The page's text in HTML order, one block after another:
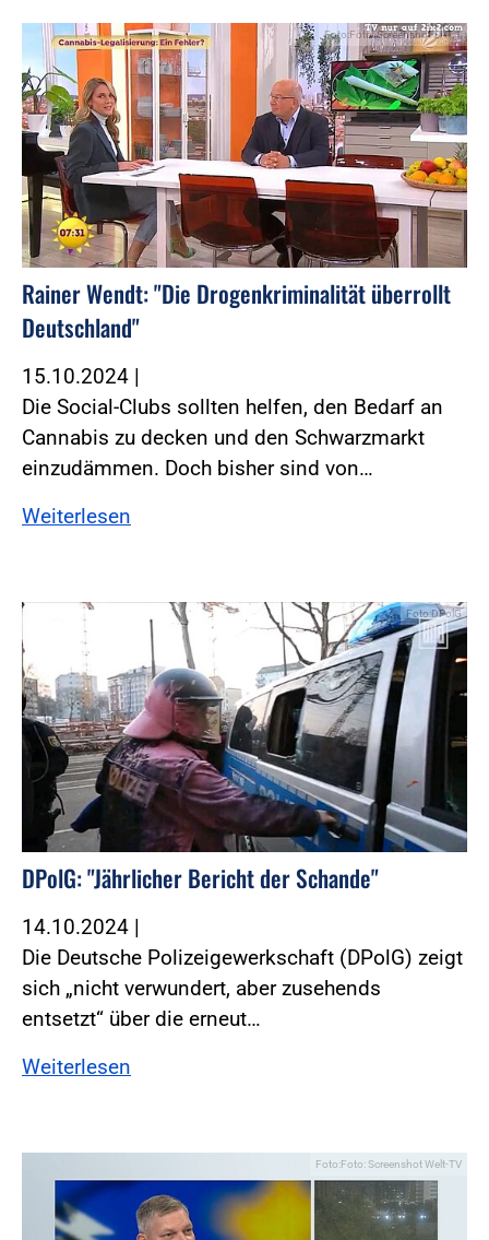
Foto:Foto: Screenshot SAT.1
Rainer Wendt: "Die Drogenkriminalität überrollt
Deutschland"
15.10.2024 |
Die Social-Clubs sollten helfen, den Bedarf an
Cannabis zu decken und den Schwarzmarkt
einzudämmen. Doch bisher sind von…
Weiterlesen
Foto:DPolG
DPolG: "Jährlicher Bericht der Schande"
14.10.2024 |
Die Deutsche Polizeigewerkschaft (DPolG) zeigt
sich „nicht verwundert, aber zusehends
entsetzt“ über die erneut…
Weiterlesen
Foto:Foto: Screenshot Welt-TV